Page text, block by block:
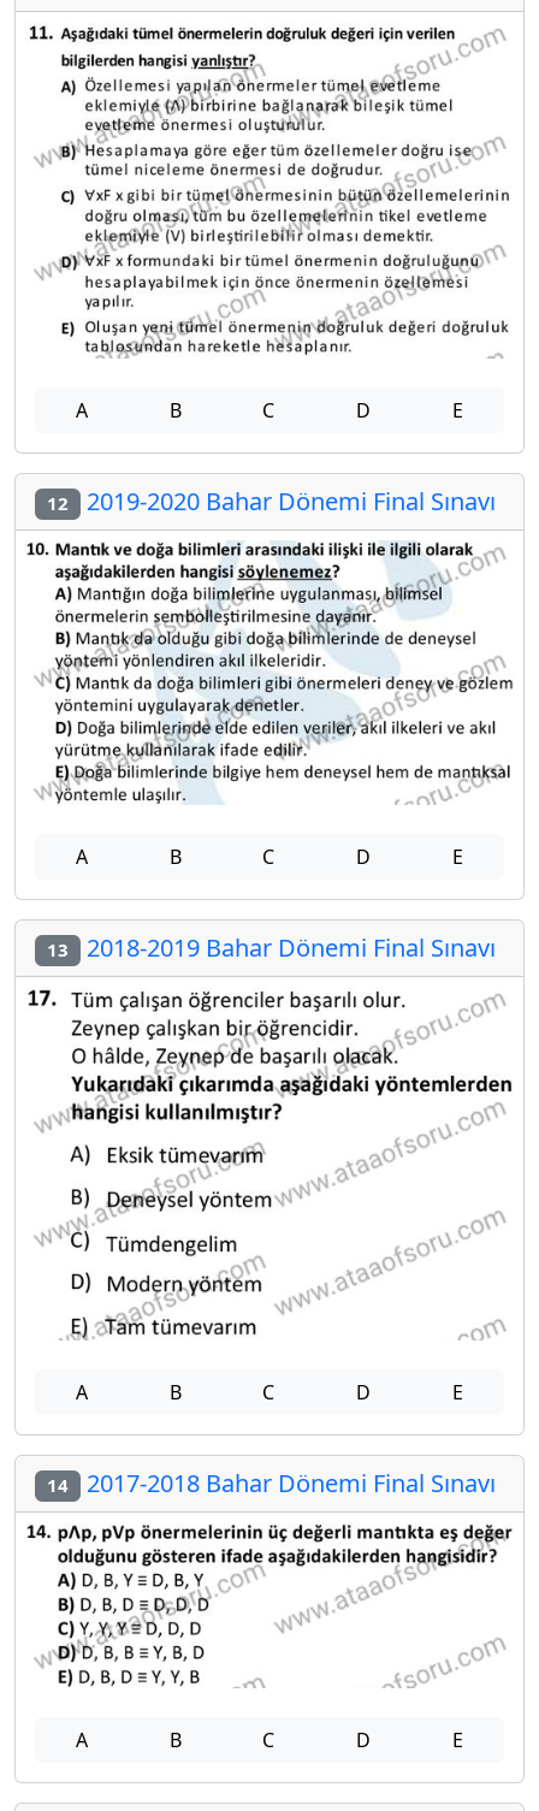
A B C D E
12 2019-2020 Bahar Dönemi Final Sınavı
A B C D E
13 2018-2019 Bahar Dönemi Final Sınavı
A B C D E
14 2017-2018 Bahar Dönemi Final Sınavı
A B C D E